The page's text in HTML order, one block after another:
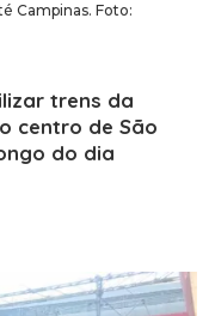
Campinas. Foto:
trens da
centro de São
do dia